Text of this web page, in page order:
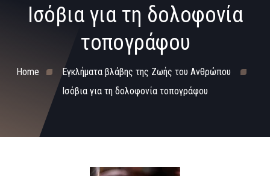
Ισόβια για τη δολοφονία
τοπογράφου
Home
Εγκλήματα βλάβης της Ζωής του Ανθρώπου
Ισόβια για τη δολοφονία τοπογράφου